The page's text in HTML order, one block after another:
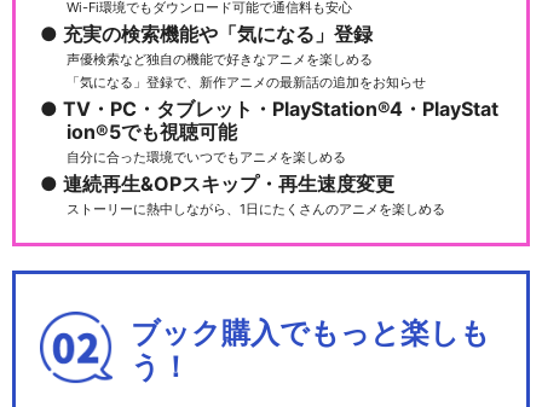
Wi-Fi環境でもダウンロード可能で通信料も安心
充実の検索機能や「気になる」登録
声優検索など独自の機能で好きなアニメを楽しめる
「気になる」登録で、新作アニメの最新話の追加をお知らせ
TV・PC・タブレット・PlayStation®4・PlayStat
ion®5でも視聴可能
自分に合った環境でいつでもアニメを楽しめる
連続再生&OPスキップ・再生速度変更
ストーリーに熱中しながら、1日にたくさんのアニメを楽しめる
ブック購入でもっと楽しも
う！